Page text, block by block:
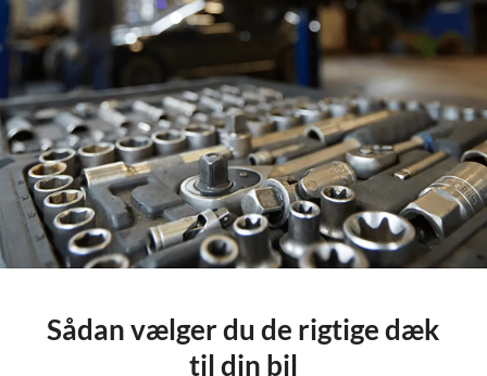
Sådan vælger du de rigtige dæk
til din bil